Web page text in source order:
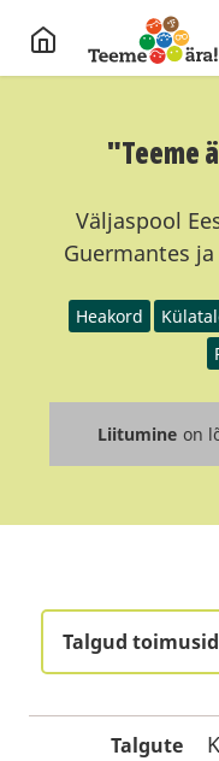
"Teeme
Väljaspool
Guermantes
Heakord
Liitumine on
Talgud
Talgute